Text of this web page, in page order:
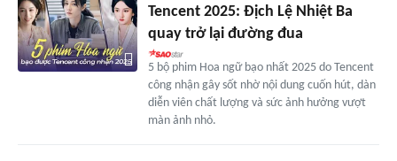
Tencent 2025: Địch Lệ Nhiệt Ba
quay trở lại đường đua
5 bộ phim Hoa ngữ bạo nhất 2025 do Tencent
công nhận gây sốt nhờ nội dung cuốn hút, dàn
diễn viên chất lượng và sức ảnh hưởng vượt
màn ảnh nhỏ.